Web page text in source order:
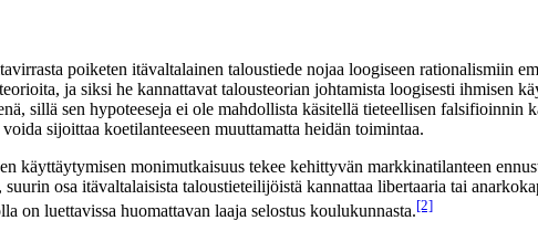
poiketen itävaltalainen taloustiede nojaa loogiseen rationalismiin
ja siksi he kannattavat talousteorian johtamista loogisesti ihmisen
sillä sen hypoteeseja ei ole mahdollista käsitellä tieteellisen
sijoittaa koetilanteeseen muuttamatta heidän toimintaa.
käyttäytymisen monimutkaisuus tekee kehittyvän markkinatilanteen
osa itävaltalaisista taloustieteilijöistä kannattaa libertaaria tai
on luettavissa huomattavan laaja selostus koulukunnasta.[2]